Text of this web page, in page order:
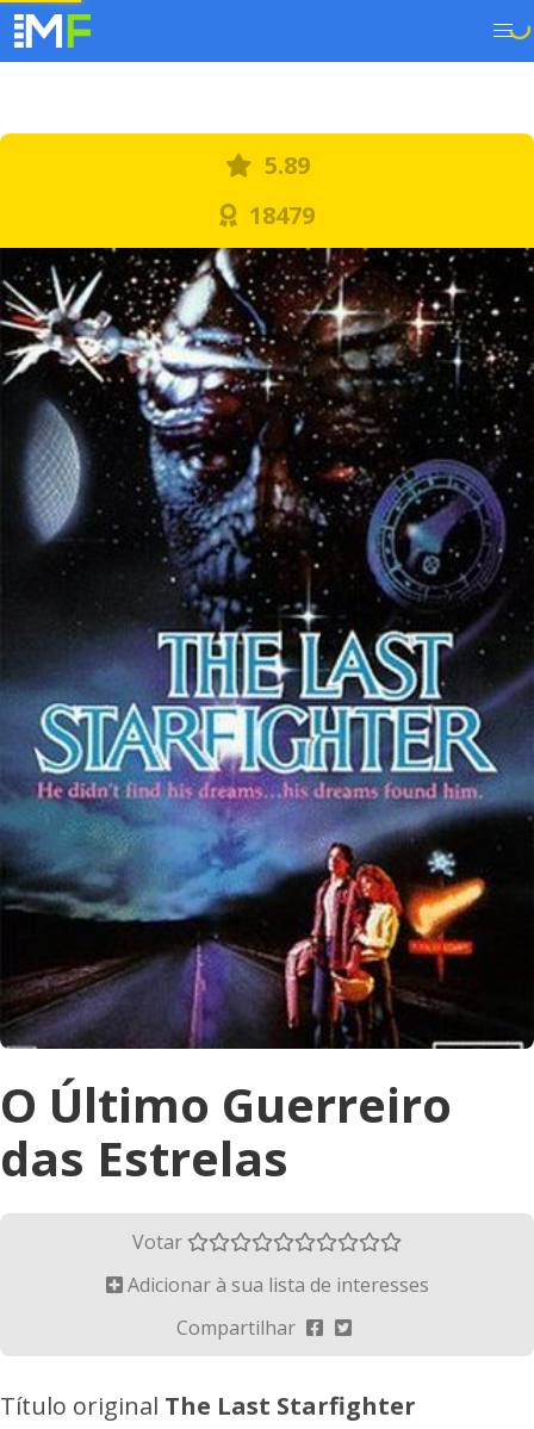
5.89
18479
O Último Guerreiro
das Estrelas
Votar
Adicionar à sua lista de interesses
Compartilhar
Título original The Last Starfighter